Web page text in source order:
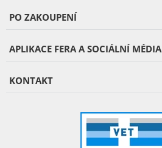
PO ZAKOUPENÍ
APLIKACE FERA A SOCIÁLNÍ MÉDIA
KONTAKT